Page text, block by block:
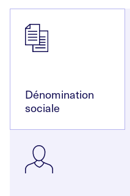
Dénomination
sociale